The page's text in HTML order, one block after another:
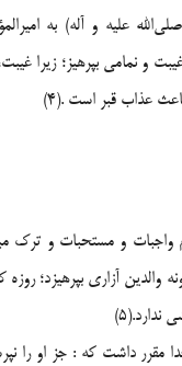
علیه و آله) به
و نمامى بپرهیز؛ زیرا
عذاب قبر است .(4)
واجبات و مستحبات و ترك
والدین آزارى بپرهیزد؛
مقرر داشت كه : جز او را